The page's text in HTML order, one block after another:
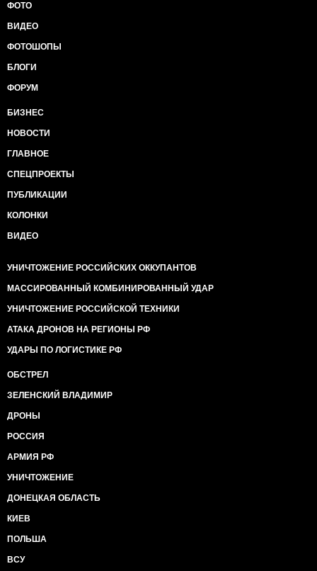
ФОТО
ВИДЕО
ФОТОШОПЫ
БЛОГИ
ФОРУМ
БИЗНЕС
НОВОСТИ
ГЛАВНОЕ
СПЕЦПРОЕКТЫ
ПУБЛИКАЦИИ
КОЛОНКИ
ВИДЕО
УНИЧТОЖЕНИЕ РОССИЙСКИХ ОККУПАНТОВ
МАССИРОВАННЫЙ КОМБИНИРОВАННЫЙ УДАР
УНИЧТОЖЕНИЕ РОССИЙСКОЙ ТЕХНИКИ
АТАКА ДРОНОВ НА РЕГИОНЫ РФ
УДАРЫ ПО ЛОГИСТИКЕ РФ
ОБСТРЕЛ
ЗЕЛЕНСКИЙ ВЛАДИМИР
ДРОНЫ
РОССИЯ
АРМИЯ РФ
УНИЧТОЖЕНИЕ
ДОНЕЦКАЯ ОБЛАСТЬ
КИЕВ
ПОЛЬША
ВСУ